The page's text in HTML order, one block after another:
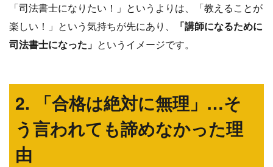
「司法書士になりたい！」というよりは、「教えることが
楽しい！」という気持ちが先にあり、
「講師になるために
司法書士になった」 というイメージです。
2. 「合格は絶対に無理」…そ
う言われても諦めなかった理
由